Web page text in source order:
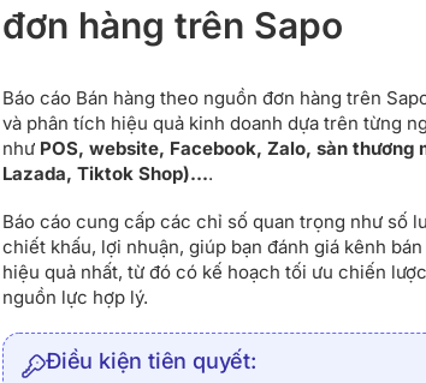
đơn hàng trên Sapo
Báo cáo Bán hàng theo nguồn đơn hàng trên
và phân tích hiệu quả kinh doanh dựa trên từng
như POS, website, Facebook, Zalo, sàn thương
Lazada, Tiktok Shop)….
Báo cáo cung cấp các chỉ số quan trọng như số
chiết khấu, lợi nhuận, giúp bạn đánh giá kênh
hiệu quả nhất, từ đó có kế hoạch tối ưu chiến
nguồn lực hợp lý.
Điều kiện tiên quyết: